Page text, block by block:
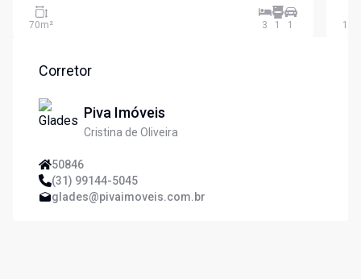
70m² 3 1 1 102
Corretor
Piva Imóveis
Cristina de Oliveira
50846
(31) 99144-5045
glades@pivaimoveis.com.br